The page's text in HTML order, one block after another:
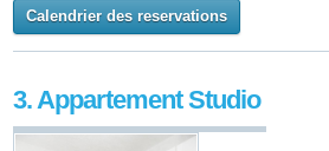
Calendrier des reservations
3. Appartement Studio